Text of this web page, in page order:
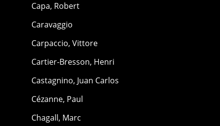
Capa, Robert
Caravaggio
Carpaccio, Vittore
Cartier-Bresson, Henri
Castagnino, Juan Carlos
Cézanne, Paul
Chagall, Marc